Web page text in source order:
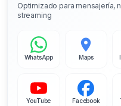
Optimizado para mensajería,
streaming
WhatsApp Maps
YouTube Facebook